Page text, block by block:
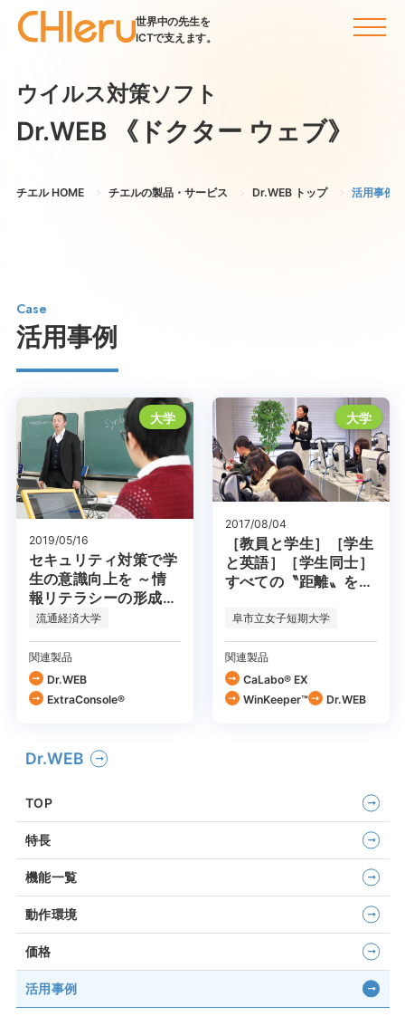
世界中の先生を
ICTで支えます。
ウイルス対策ソフト
Dr.WEB 《ドクター ウェブ》
チエル HOME チエルの製品・サービス Dr.WEB トップ 活用事例
Case
活用事例
大学
2019/05/16
セキュリティ対策で学
生の意識向上を ～情
報リテラシーの形成を
目指して～
流通経済大学
関連製品
Dr.WEB
ExtraConsole®
大学
2017/08/04
［教員と学生］［学生
と英語］［学生同士］
すべての〝距離〟を近
EX』
阜市立女子短期大学
関連製品
CaLabo® EX
WinKeeper™
Dr.WEB
Dr.WEB
TOP
特長
機能一覧
動作環境
価格
活用事例